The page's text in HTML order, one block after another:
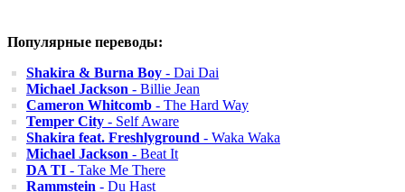
Популярные переводы:
Shakira & Burna Boy - Dai Dai
Michael Jackson - Billie Jean
Cameron Whitcomb - The Hard Way
Temper City - Self Aware
Shakira feat. Freshlyground - Waka Waka
Michael Jackson - Beat It
DA TI - Take Me There
Rammstein - Du Hast